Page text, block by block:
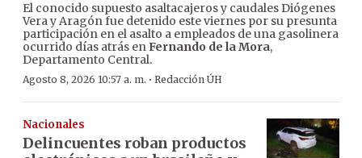
El conocido supuesto asaltacajeros y caudales Diógenes
Vera y Aragón fue detenido este viernes por su presunta
participación en el asalto a empleados de una gasolinera
ocurrido días atrás enFernando de la Mora,
Departamento Central.
Agosto 8, 2026 10:57 a. m. · Redacción ÚH
Nacionales
Delincuentes roban productos